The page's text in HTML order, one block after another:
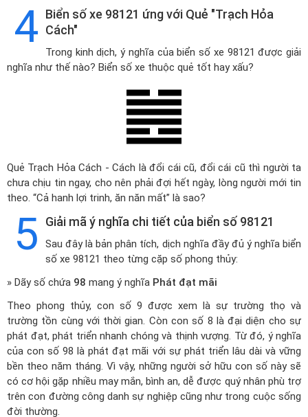
4 Biển số xe 98121 ứng với Quẻ "Trạch Hỏa
Cách"
Trong kinh dịch, ý nghĩa của biển số xe 98121 được giải
nghĩa như thế nào? Biển số xe thuộc quẻ tốt hay xấu?
Quẻ Trạch Hỏa Cách - Cách là đổi cái cũ, đổi cái cũ thì người ta
chưa chịu tin ngay, cho nên phải đợi hết ngày, lòng người mới tin
theo. “Cả hanh lợi trinh, ăn năn mất” là sao?
5 Giải mã ý nghĩa chi tiết của biển số 98121
Sau đây là bản phân tích, dịch nghĩa đầy đủ ý nghĩa biển
số xe 98121 theo từng cặp số phong thủy:
» Dãy số chứa 98 mang ý nghĩa Phát đạt mãi
Theo phong thủy, con số 9 được xem là sự trường thọ và
trường tồn cùng với thời gian. Còn con số 8 là đại diện cho sự
phát đạt, phát triển nhanh chóng và thịnh vượng. Từ đó, ý nghĩa
của con số 98 là phát đạt mãi với sự phát triển lâu dài và vững
bền theo năm tháng. Vì vậy, những người sở hữu con số này sẽ
có cơ hội gặp nhiều may mắn, bình an, dễ được quý nhân phù trợ
trên con đường công danh sự nghiệp cũng như trong cuộc sống
đời thường.